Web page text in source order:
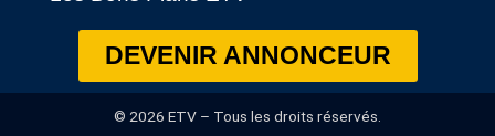
DEVENIR ANNONCEUR
© 2026 ETV – Tous les droits réservés.